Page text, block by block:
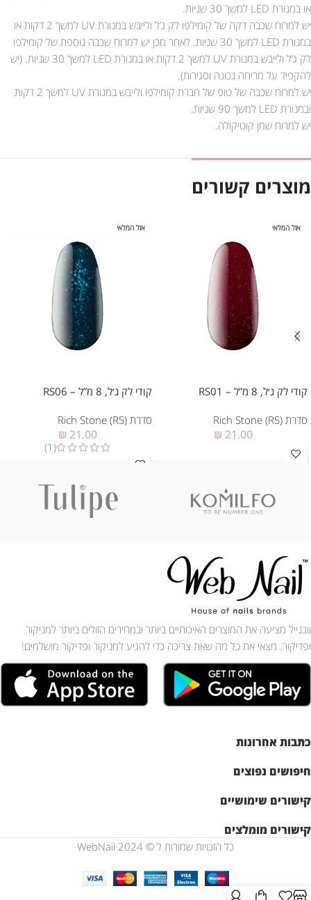
או במנורת LED למשך 30 שניות.
יש למרוח שכבה דקה של קומילפו לק ג’ל ולייבש במנורת UV למשך 2 דקות או
במנורת LED למשך 30 שניות. לאחר מכן יש למרוח שכבה נוספת של קומילפו
לק ג’ל ולייבש במנורת UV למשך 2 דקות או במנורת LED למשך 30 שניות. (יש
להקפיד על מריחה נכונה וסגירות).
יש למרוח שכבה של טופ של חברת קומילפו ולייבש במנורת UV למשך 2 דקות
ובמנורת LED למשך 90 שניות.
יש למרוח שמן קוטיקולה.
מוצרים קשורים
אזל המלאי
קודי לק ג׳ל, 8 מ”ל – RS01
סדרת Rich Stone (RS)
₪ 21.00
אזל המלאי
קודי לק ג׳ל, 8 מ”ל – RS06
סדרת Rich Stone (RS)
₪ 21.00
(1)
וובנייל מציעה את המוצרים האיכותיים ביותר ובמחירים הזולים ביותר למניקור
ופדיקור. מצאי את כל מה שאת צריכה כדי להגיע למניקור ופדיקור מושלמים!
כתבות אחרונות
חיפושים נפוצים
קישורים שימושיים
קישורים מומלצים
כל הזכויות שמורות ל © WebNail 2024